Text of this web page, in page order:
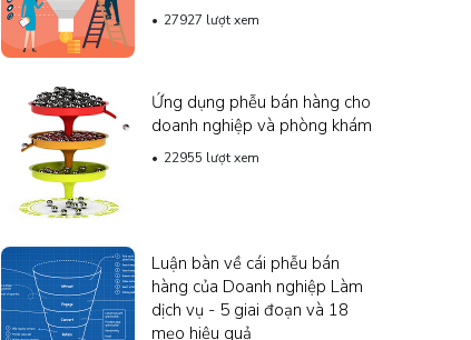
27927 lượt xem
Ứng dụng phễu bán hàng cho
doanh nghiệp và phòng khám
22955 lượt xem
Luận bàn về cái phễu bán
hàng của Doanh nghiệp Làm
dịch vụ - 5 giai đoạn và 18
mẹo hiệu quả